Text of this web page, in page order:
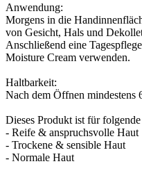
Anwendung:
Morgens in die
von Gesicht, Hals und
Anschließend eine
Moisture Cream verwenden.
Haltbarkeit:
Nach dem Öffnen mindestens
Dieses Produkt ist für
- Reife & anspruchsvolle Haut
- Trockene & sensible Haut
- Normale Haut